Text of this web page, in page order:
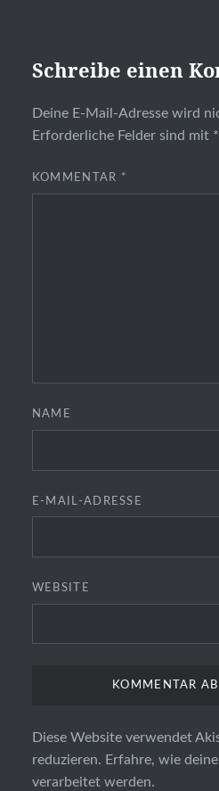
Schreibe einen
Deine E-Mail-Adresse wird
Erforderliche Felder sind mit *
KOMMENTAR *
NAME
E-MAIL-ADRESSE
WEBSITE
Diese Website verwendet
reduzieren. Erfahre, wie
verarbeitet werden.